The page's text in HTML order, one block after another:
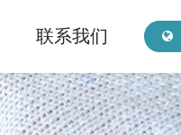
联系我们